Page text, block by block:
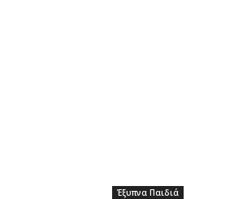
Έξυπνα Παιδιά